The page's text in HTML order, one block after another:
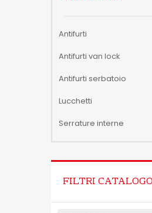
Antifurti
Antifurti van lock
Antifurti serbatoio
Lucchetti
Serrature interne
FILTRI CATALOGO